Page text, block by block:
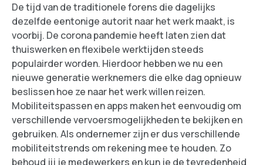
De tijd van de traditionele forens die dagelijks
dezelfde eentonige autorit naar het werk maakt, is
voorbij. De corona pandemie heeft laten zien dat
thuiswerken en flexibele werktijden steeds
populairder worden. Hierdoor hebben we nu een
nieuwe generatie werknemers die elke dag opnieuw
beslissen hoe ze naar het werk willen reizen.
Mobiliteitspassen en apps maken het eenvoudig om
verschillende vervoersmogelijkheden te bekijken en
gebruiken. Als ondernemer zijn er dus verschillende
mobiliteitstrends om rekening mee te houden. Zo
behoud jij je medewerkers en kun je de tevredenheid